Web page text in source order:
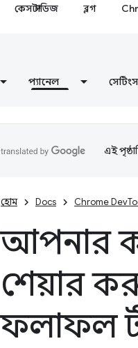
কেস স্টাডিজ ব্লগ
প্যানেল সেটিংস
এই
হোম Docs Chrome
আপনার
শেয়ার
ফলাফল